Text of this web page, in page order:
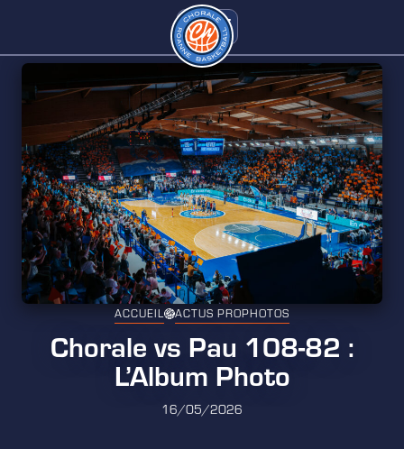
ACCUEIL ACTUS PROPHOTOS
Chorale vs Pau 108-82 :
L’Album Photo
16/05/2026